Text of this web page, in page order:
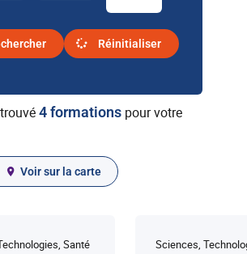
Réinitialiser
4 formations pour votre
Voir sur la carte
Santé Sciences,